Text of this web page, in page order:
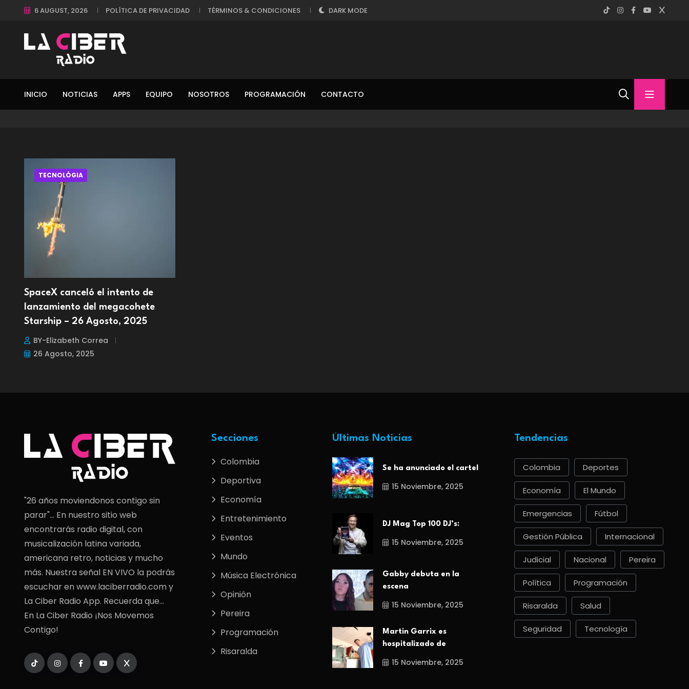
6 AUGUST, 2026 POLÍTICA DE PRIVACIDAD TÉRMINOS & CONDICIONES DARK MODE
INICIO NOTICIAS APPS EQUIPO NOSOTROS PROGRAMACIÓN CONTACTO
TECNOLÓGIA
SpaceX canceló el intento de
lanzamiento del megacohete
Starship – 26 Agosto, 2025
BY-Elizabeth Correa
26 Agosto, 2025
"26 años moviendonos contigo sin
parar"... En nuestro sitio web
encontrarás radio digital, con
musicalización latina variada,
americana retro, noticias y mucho
más. Nuestra señal EN VIVO la podrás
escuchar en www.laciberradio.com y
La Ciber Radio App. Recuerda que...
En La Ciber Radio ¡Nos Movemos
Contigo!
Secciones
Colombia
Deportiva
Economía
Entretenimiento
Eventos
Mundo
Música Electrónica
Opinión
Pereira
Programación
Risaralda
Últimas Noticias
Se ha anunciado el cartel
15 Noviembre, 2025
DJ Mag Top 100 DJ’s:
15 Noviembre, 2025
Gabby debuta en la
escena
15 Noviembre, 2025
Martin Garrix es
hospitalizado de
15 Noviembre, 2025
Tendencias
Colombia Deportes
Economía El Mundo
Emergencias Fútbol
Gestión Pública Internacional
Judicial Nacional Pereira
Política Programación
Risaralda Salud
Seguridad Tecnología